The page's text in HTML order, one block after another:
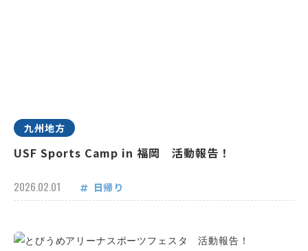
九州地方
USF Sports Camp in 福岡 活動報告！
2026.02.01 日帰り